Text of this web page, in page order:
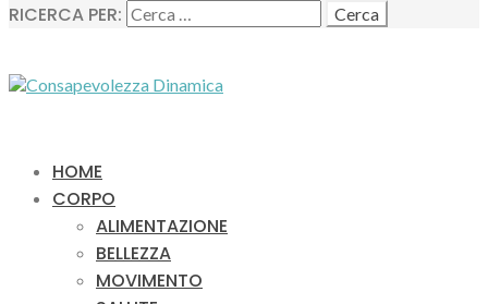
RICERCA PER:
HOME
CORPO
ALIMENTAZIONE
BELLEZZA
MOVIMENTO